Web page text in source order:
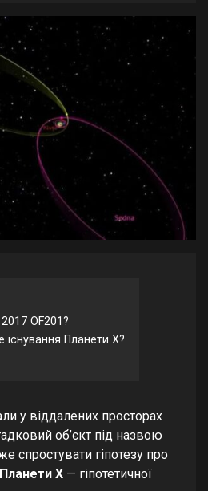
OF201?
існування Планети X?
у віддалених просторах
об’єкт під назвою
спростувати гіпотезу про
Планети X — гіпотетичної